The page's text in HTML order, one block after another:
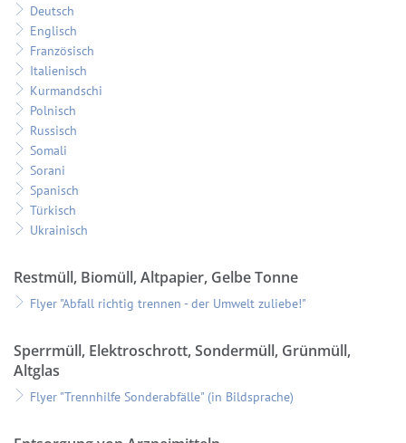
Deutsch
Englisch
Französisch
Italienisch
Kurmandschi
Polnisch
Russisch
Somali
Sorani
Spanisch
Türkisch
Ukrainisch
Restmüll, Biomüll, Altpapier, Gelbe Tonne
Flyer "Abfall richtig trennen - der Umwelt zuliebe!"
Sperrmüll, Elektroschrott, Sondermüll, Grünmüll,
Altglas
Flyer "Trennhilfe Sonderabfälle" (in Bildsprache)